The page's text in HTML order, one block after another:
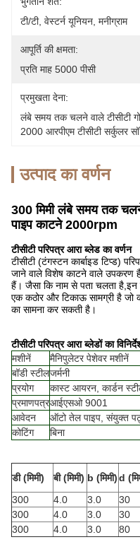
टी/टी, वेस्टर्न यूनियन, मनीग्राम
आपूर्ति की क्षमता:
प्रति माह 5000 पीसी
प्रमुखता देना:
लंबे समय तक चलने वाले टीसीटी
2000 आरपीएम टीसीटी सर्कुलर
उत्पाद का वर्णन
300 मिमी लंबे समय तक चलने
पाइप काटने 2000rpm
टीसीटी परिपत्र आरा ब्लेड का वर्णन
टीसीटी (टंगस्टन कार्बाइड टिप्ड)
जाने वाले विशेष काटने वाले उपकरण
हैं। जैसा कि नाम से पता चलता है,इन
एक कठोर और टिकाऊ सामग्री है जो
का सामना कर सकती है।
टीसीटी परिपत्र आरा ब्लेडों का
मशीनें
मैनिपुलेटर पेशेवर मशीनें
बॉडी स्टीलजर्मनी
प्रयोग
कास्ट आयरन, कार्डन
प्रमाणपत्रआईएसओ 9001
आवेदन
ऑटो तेल पाइप, संयुक्त
कोटिंग
बिना
डी (मिमी) बी (मिमी) b (मिमी)d
300
4.0 3.0 30
300
4.0 3.0 30
300
4.0 3.0 80